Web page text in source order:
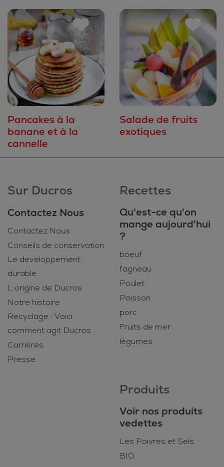
Pancakes à la
banane et à la
cannelle
Salade de fruits
exotiques
Sur Ducros
Contactez Nous
Contactez Nous
Conseils de conservation
Le developpement
durable
L origine de Ducros
Notre histoire
Recyclage : Voici
comment agit Ducros
Carrières
Presse
Recettes
Qu'est-ce qu'on
mange aujourd'hui
?
boeuf
l'agneau
Poulet
Poisson
porc
Fruits de mer
légumes
Produits
Voir nos produits
vedettes
Les Poivres et Sels
BIO